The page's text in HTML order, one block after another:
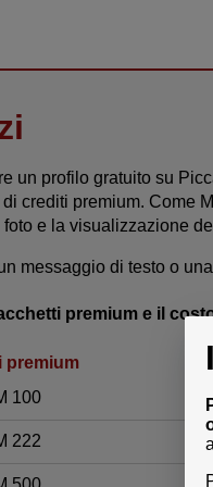
un profilo gratuito su
di crediti premium. Come
foto e la visualizzazione
messaggio di testo o
premium e il
premium
100
222